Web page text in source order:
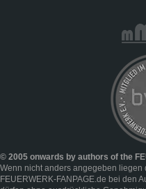
© 2005 onwards by authors of the
Wenn nicht anders angegeben
FEUERWERK-FANPAGE.de bei den